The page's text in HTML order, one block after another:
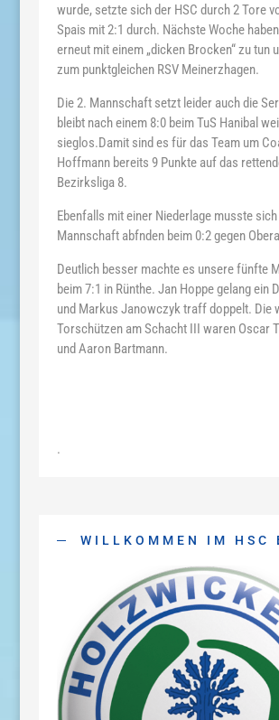
wurde, setzte sich der HSC durch 2 Tore
Spais mit 2:1 durch. Nächste Woche
erneut mit einem „dicken Brocken“ zu tun
zum punktgleichen RSV Meinerzhagen.
Die 2. Mannschaft setzt leider auch die
bleibt nach einem 8:0 beim TuS Hanibal
sieglos.Damit sind es für das Team um
Hoffmann bereits 9 Punkte auf das
Bezirksliga 8.
Ebenfalls mit einer Niederlage musste
Mannschaft abfnden beim 0:2 gegen
Deutlich besser machte es unsere fünfte
beim 7:1 in Rünthe. Jan Hoppe gelang ein
und Markus Janowczyk traff doppelt. Die
Torschützen am Schacht III waren Oscar
und Aaron Bartmann.
.
WILLKOMMEN IM HSC